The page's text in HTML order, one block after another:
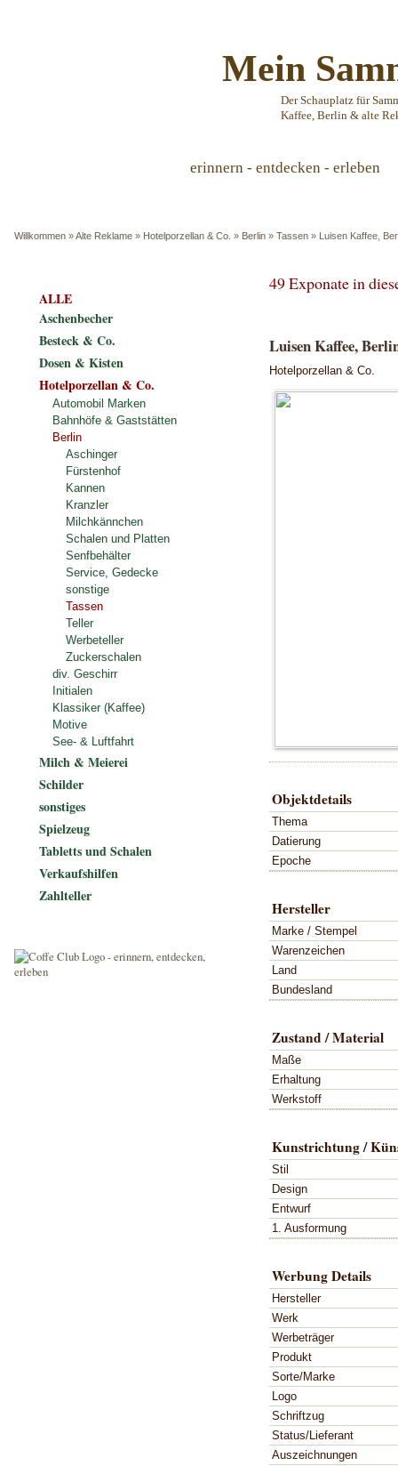
Mein
Der Schauplatz für
Kaffee, Berlin & alte
erinnern - entdecken - erleben
Willkommen »Alte Reklame » Hotelporzellan & Co. » Berlin » Tassen » Luisen Kaffee,
49 Exponate in
Luisen Kaffee,
Hotelporzellan & Co.
Objektdetails
Thema
Datierung
Epoche
Hersteller
Marke / Stempel
Warenzeichen
Land
Bundesland
Zustand / Material
Maße
Erhaltung
Werkstoff
Kunstrichtung /
Stil
Design
Entwurf
1. Ausformung
Werbung Details
Hersteller
Werk
Werbeträger
Produkt
Sorte/Marke
Logo
Schriftzug
Status/Lieferant
Auszeichnungen
ALLE
Aschenbecher
Besteck & Co.
Dosen & Kisten
Hotelporzellan & Co.
Automobil Marken
Bahnhöfe & Gaststätten
Berlin
Aschinger
Fürstenhof
Kannen
Kranzler
Milchkännchen
Schalen und Platten
Senfbehälter
Service, Gedecke
sonstige
Tassen
Teller
Werbeteller
Zuckerschalen
div. Geschirr
Initialen
Klassiker (Kaffee)
Motive
See- & Luftfahrt
Milch & Meierei
Schilder
sonstiges
Spielzeug
Tabletts und Schalen
Verkaufshilfen
Zahlteller